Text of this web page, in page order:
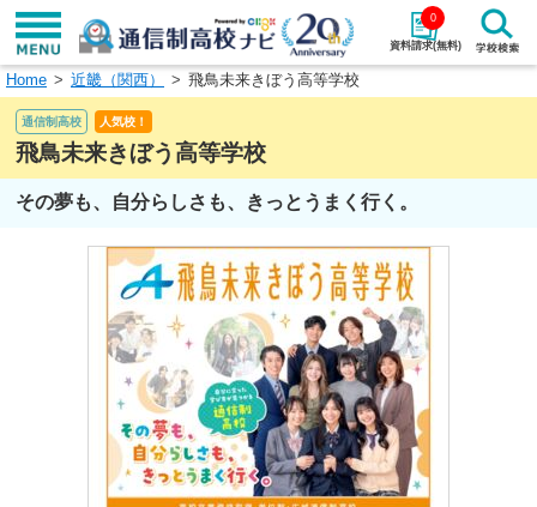
資料請求(無料)
0
学校名で探す
エリアから探す 特徴から探す
エリアを選択して探す
北海道・東北
北陸・甲信越
中国
九州・沖縄
Home 近畿（関西） 飛鳥未来きぼう高等学校
通信制高校 人気校！
飛鳥未来きぼう高等学校
その夢も、自分らしさも、きっとうまく行く。